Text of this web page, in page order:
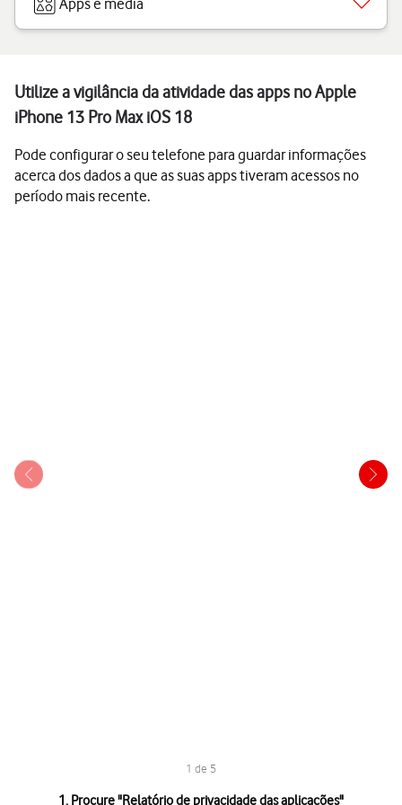
Apps e media
Utilize a vigilância da atividade das apps no Apple
iPhone 13 Pro Max iOS 18
Pode configurar o seu telefone para guardar informações
acerca dos dados a que as suas apps tiveram acessos no
período mais recente.
1 de 5
1. Procure "Relatório de privacidade das aplicações"